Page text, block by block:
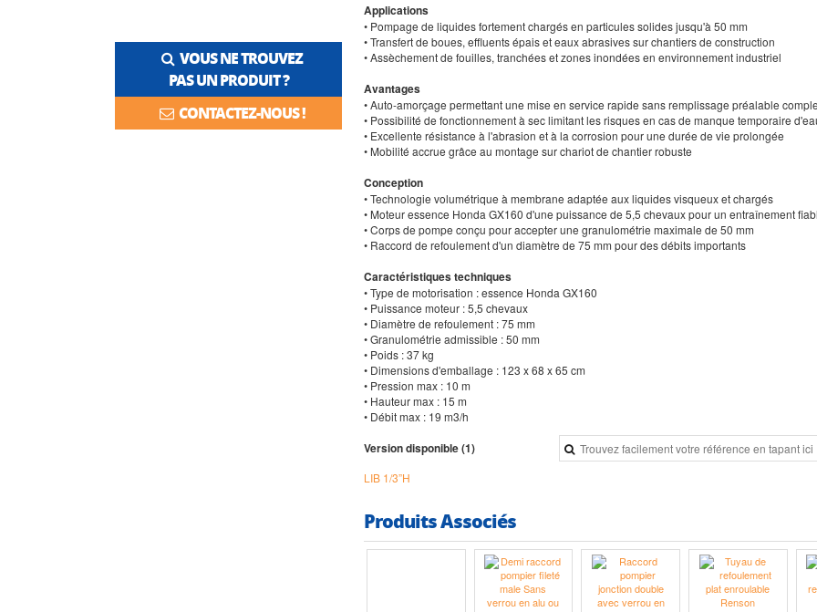
VOUS NE TROUVEZ
PAS UN PRODUIT ?
CONTACTEZ-NOUS !
Applications
• Pompage de liquides fortement chargés en particules solides jusqu'à 50 mm
• Transfert de boues, effluents épais et eaux abrasives sur chantiers de construction
• Assèchement de fouilles, tranchées et zones inondées en environnement industriel
Avantages
• Auto-amorçage permettant une mise en service rapide sans remplissage préalable
• Possibilité de fonctionnement à sec limitant les risques en cas de manque temporaire
• Excellente résistance à l'abrasion et à la corrosion pour une durée de vie prolongée
• Mobilité accrue grâce au montage sur chariot de chantier robuste
Conception
• Technologie volumétrique à membrane adaptée aux liquides visqueux et chargés
• Moteur essence Honda GX160 d'une puissance de 5,5 chevaux pour un entraînement
• Corps de pompe conçu pour accepter une granulométrie maximale de 50 mm
• Raccord de refoulement d'un diamètre de 75 mm pour des débits importants
Caractéristiques techniques
• Type de motorisation : essence Honda GX160
• Puissance moteur : 5,5 chevaux
• Diamètre de refoulement : 75 mm
• Granulométrie admissible : 50 mm
• Poids : 37 kg
• Dimensions d'emballage : 123 x 68 x 65 cm
• Pression max : 10 m
• Hauteur max : 15 m
• Débit max : 19 m3/h
Version disponible (1)
LIB 1/3”H
Produits Associés